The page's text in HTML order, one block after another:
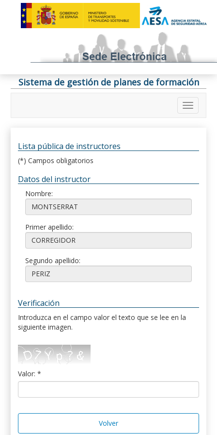
Sistema de gestión de planes de formación
Lista pública de instructores
(*) Campos obligatorios
Datos del instructor
Nombre:
Primer apellido:
Segundo apellido:
Verificación
Introduzca en el campo valor el texto que se lee en la
siguiente imagen.
Valor: *
Volver